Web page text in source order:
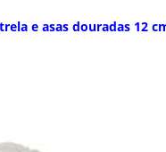
e asas douradas 12